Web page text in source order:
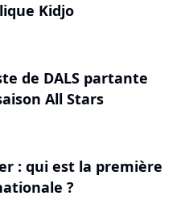
Kidjo
de DALS partante
All Stars
: qui est la première
?